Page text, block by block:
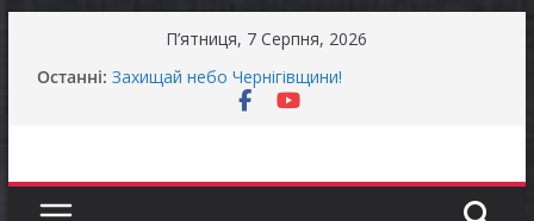
П’ятниця, 7 Серпня, 2026
Останні: До уваги представників бізнесу!
Захищай небо Чернігівщини!
Батьки майбутніх першокласників уже можуть
громади справжньою літньою спекою